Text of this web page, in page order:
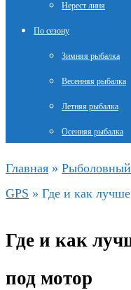
Нерест линя
По сезону
Зимняя рыбалка
Весенняя рыбалка
Летняя рыбалка
Осенняя рыбалка
Главная »
GPS » Где и как
Где и как
под мотор